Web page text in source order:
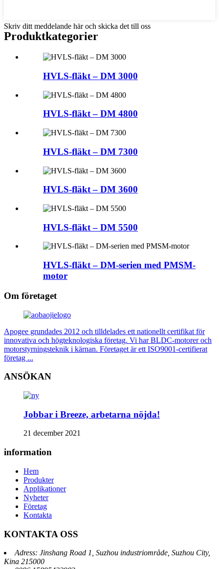
Skriv ditt meddelande här och skicka det till oss
Produktkategorier
HVLS-fläkt – DM 3000
HVLS-fläkt – DM 4800
HVLS-fläkt – DM 7300
HVLS-fläkt – DM 3600
HVLS-fläkt – DM 5500
HVLS-fläkt – DM-serien med PMSM-
motor
Om företaget
Apogee grundades 2012 och tilldelades ett nationellt certifikat för
innovativa och högteknologiska företag. Vi har BLDC-motorer och
motorstyrningsteknik i kärnan. Företaget är ett ISO9001-certifierat
företag ...
ANSÖKAN
Jobbar i Breeze, arbetarna nöjda!
21 december 2021
information
Hem
Produkter
Applikationer
Nyheter
Företag
Kontakta
KONTAKTA OSS
Adress: Jinshang Road 1, Suzhou industriområde, Suzhou City,
Kina 215000